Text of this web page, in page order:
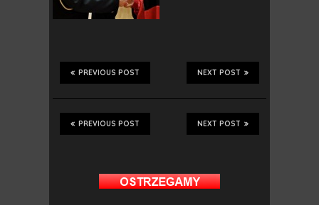
NEXT POST
PREVIOUS POST
NEXT POST
PREVIOUS POST